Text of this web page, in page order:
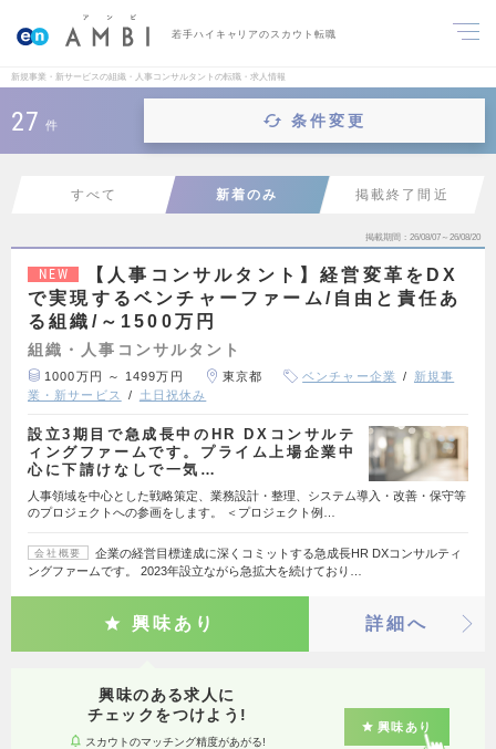
若手ハイキャリアのスカウト転職
新規事業・新サービスの組織・人事コンサルタントの転職・求人情報
27 件 条件変更
すべて 新着のみ 掲載終了間近
掲載期間 26/08/07～26/08/20
NEW
【人事コンサルタント】経営変革をDX
で実現するベンチャーファーム/自由と責任あ
る組織/～1500万円
組織・人事コンサルタント
1000万円 ～ 1499万円 東京都 ベンチャー企業
新規事
業・新サービス
土日祝休み
設立3期目で急成長中のHR DXコンサルテ
ィングファームです。プライム上場企業中
心に下請けなしで一気…
人事領域を中心とした戦略策定、業務設計・整理、システム導入・改善・保守等
のプロジェクトへの参画をします。 ＜プロジェクト例…
会社概要
企業の経営目標達成に深くコミットする急成長HR DXコンサルティ
ングファームです。 2023年設立ながら急拡大を続けており…
興味あり 詳細へ
興味のある求人に
チェックをつけよう!
スカウトのマッチング精度があがる!
興味あり